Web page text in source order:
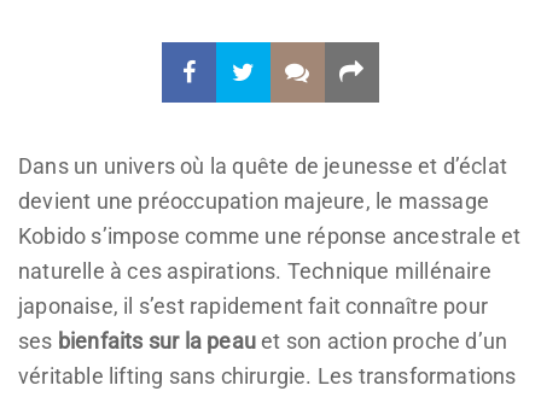
Dans un univers où la quête de jeunesse et d’éclat
devient une préoccupation majeure, le massage
Kobido s’impose comme une réponse ancestrale et
naturelle à ces aspirations. Technique millénaire
japonaise, il s’est rapidement fait connaître pour
ses bienfaits sur la peauet son action proche d’un
véritable lifting sans chirurgie. Les transformations